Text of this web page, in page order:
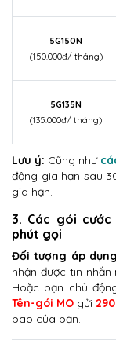
5G150N
(150.000đ/ tháng)
5G135N
(135.000đ/ tháng)
Lưu ý: Cũng như
động gia hạn sau
gia hạn.
3. Các gói
phút gọi
Đối tượng áp
nhận được tin
Hoặc bạn chủ
Tên-gói MO gửi 290
bao của bạn.